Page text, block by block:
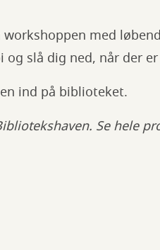
med
slå dig ned, når der
ind på biblioteket.
Se hele